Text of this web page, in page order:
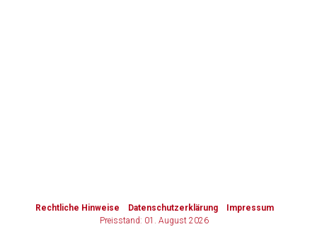
Rechtliche Hinweise Datenschutzerklärung
Impressum
Preisstand: 01. August 2026